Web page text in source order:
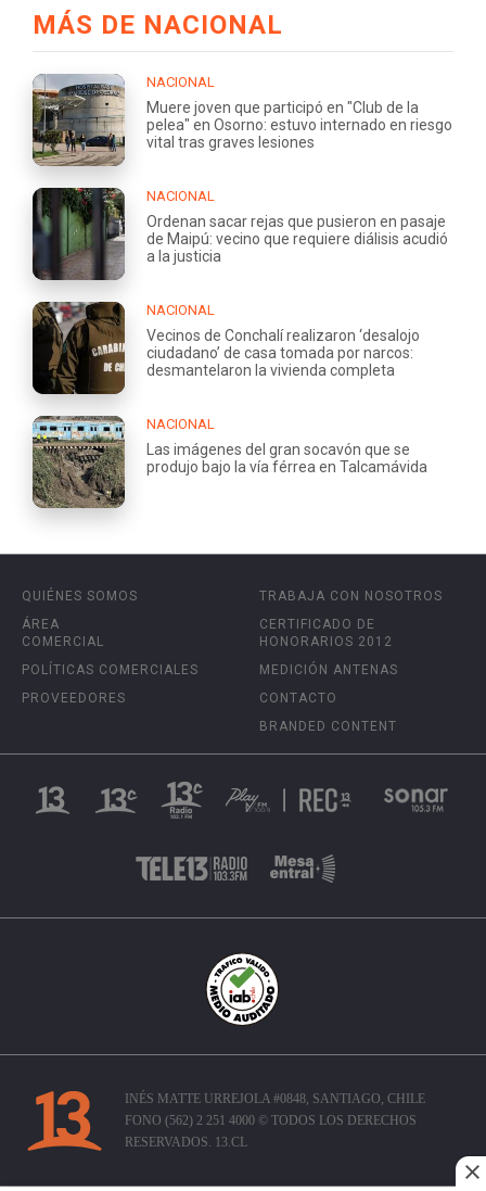
MÁS DE NACIONAL
NACIONAL
Muere joven que participó en "Club de la
pelea" en Osorno: estuvo internado en riesgo
vital tras graves lesiones
NACIONAL
Ordenan sacar rejas que pusieron en pasaje
de Maipú: vecino que requiere diálisis acudió
a la justicia
NACIONAL
Vecinos de Conchalí realizaron ‘desalojo
ciudadano’ de casa tomada por narcos:
desmantelaron la vivienda completa
NACIONAL
Las imágenes del gran socavón que se
produjo bajo la vía férrea en Talcamávida
QUIÉNES SOMOS
ÁREA
COMERCIAL
POLÍTICAS COMERCIALES
PROVEEDORES
TRABAJA CON NOSOTROS
CERTIFICADO DE
HONORARIOS 2012
MEDICIÓN ANTENAS
CONTACTO
BRANDED CONTENT
INÉS MATTE URREJOLA #0848, SANTIAGO, CHILE
FONO (562) 2 251 4000 © TODOS LOS DERECHOS
RESERVADOS. 13.CL